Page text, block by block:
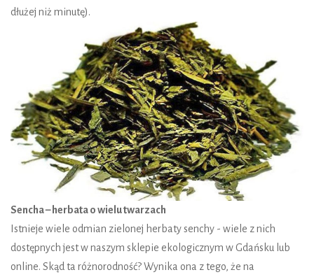
dłużej niż minutę).
Sencha – herbata o wielu twarzach
Istnieje wiele odmian zielonej herbaty senchy - wiele z nich
dostępnych jest w naszym sklepie ekologicznym w Gdańsku lub
online. Skąd ta różnorodność? Wynika ona z tego, że na